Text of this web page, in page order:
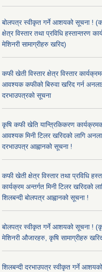
बोलपत्र स्वीकृत गर्ने आशयको सूचना !
क्षेत्र विस्तार तथा प्रविधि हस्तान्तरण
मेशिनरी सामाग्रीहरु खरिद)
कफी खेती विस्तार क्षेत्र विस्तार
आवश्यक कफीको बिरुवा खरिद गर्न
दरभाउपत्रको सूचना
कृषि कफी खेति यान्त्रिकिकरण
आवश्यक मिनी टिलर खरिदको लागि
दरभाउपत्र आह्वानको सूचना !
कफी खेती क्षेत्र विस्तार तथा प्रविधि
कार्यक्रम अन्तर्गत मिनी टिलर खरिदको
शिलबन्दी बोलपत्र आह्वानको सूचना !
बोलपत्र स्वीकृत गर्ने आशयको सूचना !
मेशिनरी औजारहरु, कृषि सामाग्रीहरु
शिलबन्दी दरभाउपत्र स्वीकृत गर्ने